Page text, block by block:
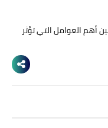
أهم العوامل التي تؤثر